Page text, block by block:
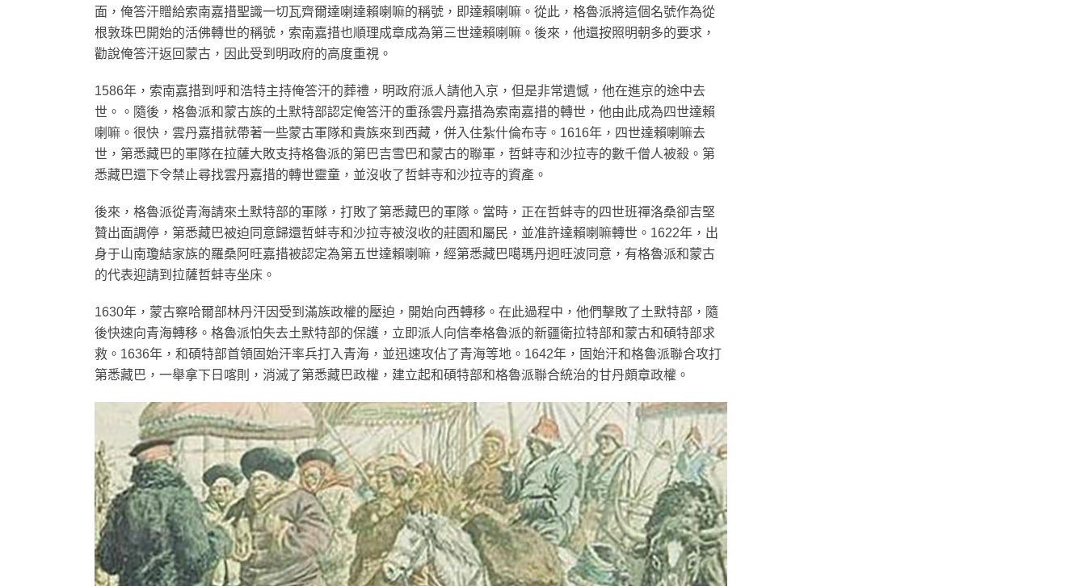
面，俺答汗贈給索南嘉措聖識一切瓦齊爾達喇達賴喇嘛的稱號，即達賴喇嘛。從此，格魯派將這個名號作為從
根敦珠巴開始的活佛轉世的稱號，索南嘉措也順理成章成為第三世達賴喇嘛。後來，他還按照明朝多的要求，
勸說俺答汗返回蒙古，因此受到明政府的高度重視。
1586年，索南嘉措到呼和浩特主持俺答汗的葬禮，明政府派人請他入京，但是非常遺憾，他在進京的途中去
世。。隨後，格魯派和蒙古族的土默特部認定俺答汗的重孫雲丹嘉措為索南嘉措的轉世，他由此成為四世達賴
喇嘛。很快，雲丹嘉措就帶著一些蒙古軍隊和貴族來到西藏，併入住紮什倫布寺。1616年，四世達賴喇嘛去
世，第悉藏巴的軍隊在拉薩大敗支持格魯派的第巴吉雪巴和蒙古的聯軍，哲蚌寺和沙拉寺的數千僧人被殺。第
悉藏巴還下令禁止尋找雲丹嘉措的轉世靈童，並沒收了哲蚌寺和沙拉寺的資產。
後來，格魯派從青海請來土默特部的軍隊，打敗了第悉藏巴的軍隊。當時，正在哲蚌寺的四世班禪洛桑卻吉堅
贊出面調停，第悉藏巴被迫同意歸還哲蚌寺和沙拉寺被沒收的莊園和屬民，並准許達賴喇嘛轉世。1622年，出
身于山南瓊結家族的羅桑阿旺嘉措被認定為第五世達賴喇嘛，經第悉藏巴噶瑪丹迥旺波同意，有格魯派和蒙古
的代表迎請到拉薩哲蚌寺坐床。
1630年，蒙古察哈爾部林丹汗因受到滿族政權的壓迫，開始向西轉移。在此過程中，他們擊敗了土默特部，隨
後快速向青海轉移。格魯派怕失去土默特部的保護，立即派人向信奉格魯派的新疆衛拉特部和蒙古和碩特部求
救。1636年，和碩特部首領固始汗率兵打入青海，並迅速攻佔了青海等地。1642年，固始汗和格魯派聯合攻打
第悉藏巴，一舉拿下日喀則，消滅了第悉藏巴政權，建立起和碩特部和格魯派聯合統治的甘丹頗章政權。